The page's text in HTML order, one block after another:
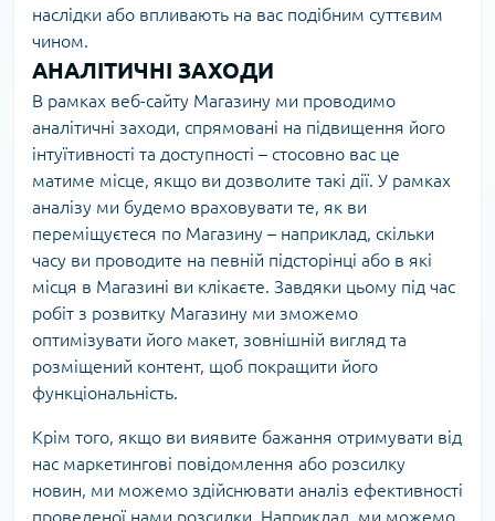
наслідки або впливають на вас подібним суттєвим
чином.
АНАЛІТИЧНІ ЗАХОДИ
В рамках веб-сайту Магазину ми проводимо
аналітичні заходи, спрямовані на підвищення його
інтуїтивності та доступності – стосовно вас це
матиме місце, якщо ви дозволите такі дії. У рамках
аналізу ми будемо враховувати те, як ви
переміщуєтеся по Магазину – наприклад, скільки
часу ви проводите на певній підсторінці або в які
місця в Магазині ви клікаєте. Завдяки цьому під час
робіт з розвитку Магазину ми зможемо
оптимізувати його макет, зовнішній вигляд та
розміщений контент, щоб покращити його
функціональність.
Крім того, якщо ви виявите бажання отримувати від
нас маркетингові повідомлення або розсилку
новин, ми можемо здійснювати аналіз ефективності
проведеної нами розсилки. Наприклад, ми можемо